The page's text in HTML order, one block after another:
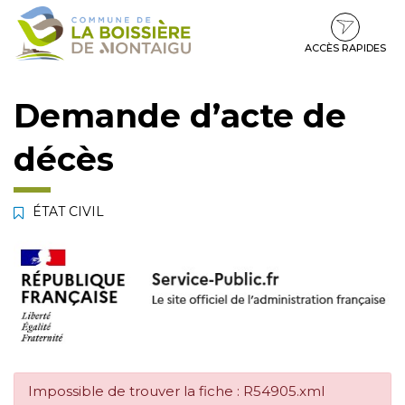
Gestion des traceurs
Aller
Aller
contenu
Aller
pied
ACCÈS RAPIDES
Demande d’acte de
décès
ÉTAT CIVIL
Impossible de trouver la fiche : R54905.xml